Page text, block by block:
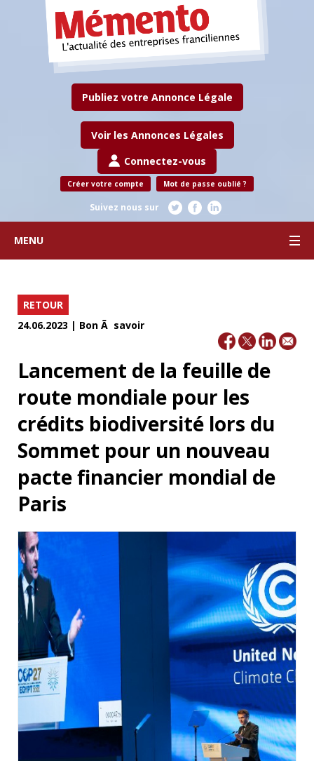
Publiez votre Annonce Légale
Voir les Annonces Légales
Connectez-vous
Créer votre compte Mot de passe oublié ?
Suivez nous sur
MENU
RETOUR
24.06.2023 | Bon Ã savoir
Lancement de la feuille de
route mondiale pour les
crédits biodiversité lors du
Sommet pour un nouveau
pacte financier mondial de
Paris